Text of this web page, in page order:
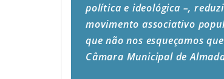
política e ideológica –,
movimento associativo
que não nos esqueçamos
Câmara Municipal de